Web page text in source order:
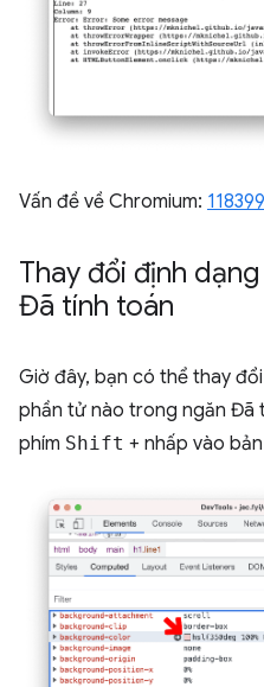
Vấn đề về Chromium:
Thay đổi định
Đã tính toán
Giờ đây, bạn có thể thay
phần tử nào trong ngăn Đã
phím Shift + nhấp vào